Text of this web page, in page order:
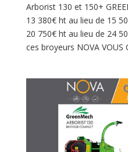
Arborist 130 et 150+
13 380€ ht au lieu de 15
20 750€ ht au lieu de 24
ces broyeurs NOVA VOUS